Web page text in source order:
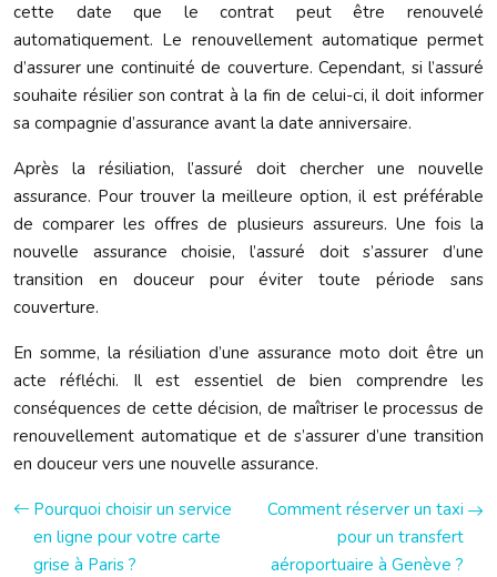
cette date que le contrat peut être renouvelé
automatiquement. Le renouvellement automatique permet
d’assurer une continuité de couverture. Cependant, si l’assuré
souhaite résilier son contrat à la fin de celui-ci, il doit informer
sa compagnie d’assurance avant la date anniversaire.
Après la résiliation, l’assuré doit chercher une nouvelle
assurance. Pour trouver la meilleure option, il est préférable
de comparer les offres de plusieurs assureurs. Une fois la
nouvelle assurance choisie, l’assuré doit s’assurer d’une
transition en douceur pour éviter toute période sans
couverture.
En somme, la résiliation d’une assurance moto doit être un
acte réfléchi. Il est essentiel de bien comprendre les
conséquences de cette décision, de maîtriser le processus de
renouvellement automatique et de s’assurer d’une transition
en douceur vers une nouvelle assurance.
Pourquoi choisir un service
en ligne pour votre carte
grise à Paris ?
Comment réserver un taxi
pour un transfert
aéroportuaire à Genève ?